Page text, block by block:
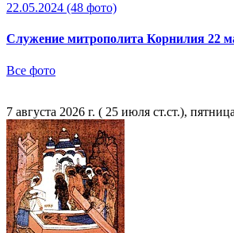
22.05.2024 (48 фото)
Служение митрополита Корнилия 22
Все фото
7 августа 2026 г. ( 25 июля ст.ст.),